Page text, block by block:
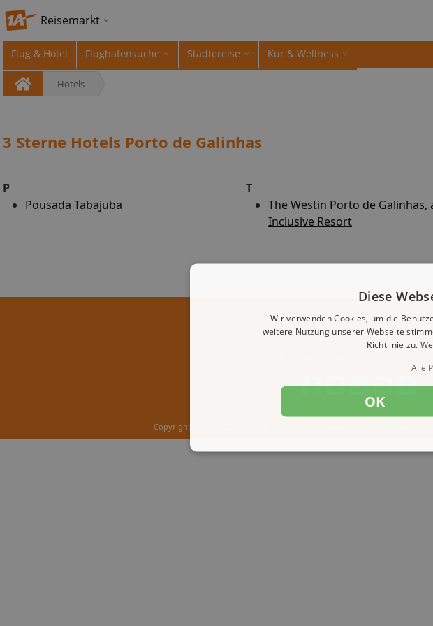
Reisemarkt
Flug & Hotel Flughafensuche Städtereise Kur & Wellness
Hotels
3 Sterne Hotels Porto de Galinhas
P
Pousada Tabajuba
T
The Westin Porto de Galinhas,
Inclusive Resort
Copyright © 2000 - 2026 1A-Infosysteme.de | Content by: 1A-Reisemarkt.de |
Diese
Wir verwenden Cookies, um die
weitere Nutzung unserer Webseite
Richtlinie zu.
Alle
OK